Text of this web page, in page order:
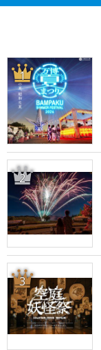
1
2
3